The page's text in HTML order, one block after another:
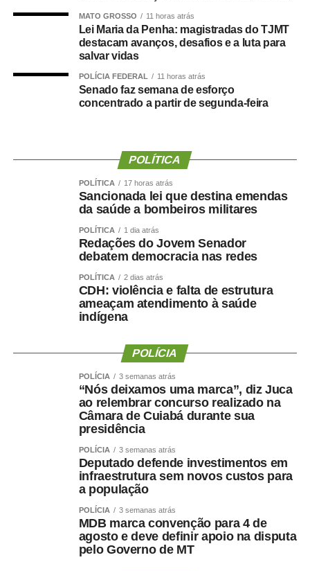
empresas importadoras de gás liquefeito de petróleo, o
gás de cozinha. A medida integra o pacote do governo
para a contenção dos impactos nos preços do petróleo e
de seus derivados causados pela guerra dos Estados
Unidos e Israel contra o Irã. O prazo para votação termina
no dia 25 de agosto.
créditos extraordinários para apoiar famílias atingidas por
) e em Pernambuco e na Paraíba (
), além de ações de combate a incêndios
MP 1.367/2026
As MPs que liberam créditos extraordinários em
situações de urgência permitem o uso dos recursos de
imediato. Ainda assim, o Congresso Nacional deve
analisar cada medida provisória no máximo em 120 dias.
Se aprovada, ela se converte em lei, o que mantém o
contrário, o governo federal dispõe dos valores apenas
durante o tempo de vigência da medida provisória.
Comissões
Três comissões já divulgaram as pautas das reuniões
A Comissão de Relações Exteriores (CRE) tem reunião
marcada para terça-feira (11), às 10h. Na pauta de dez
itens, estão acordos, convenções e protocolos firmados
pelo Brasil com outros países, entre eles oPDL
, que ratifica o Protocolo de Montevidéu sobre
MATO GROSSO 11 horas atrás
Lei Maria da Penha: magistradas do TJMT
destacam avanços, desafios e a luta para
salvar vidas
POLÍCIA FEDERAL 11 horas atrás
Senado faz semana de esforço
concentrado a partir de segunda-feira
POLÍTICA
POLÍTICA 17 horas atrás
Sancionada lei que destina emendas
da saúde a bombeiros militares
POLÍTICA 1 dia atrás
Redações do Jovem Senador
debatem democracia nas redes
POLÍTICA 2 dias atrás
CDH: violência e falta de estrutura
ameaçam atendimento à saúde
indígena
POLÍCIA
POLÍCIA 3 semanas atrás
“Nós deixamos uma marca”, diz Juca
ao relembrar concurso realizado na
Câmara de Cuiabá durante sua
presidência
POLÍCIA 3 semanas atrás
Deputado defende investimentos em
infraestrutura sem novos custos para
a população
POLÍCIA 3 semanas atrás
MDB marca convenção para 4 de
agosto e deve definir apoio na disputa
pelo Governo de MT